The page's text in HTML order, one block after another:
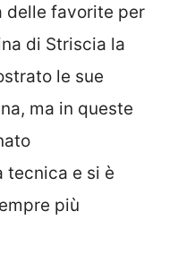
delle favorite per
di Striscia la
le sue
ma in queste
tecnica e si è
più